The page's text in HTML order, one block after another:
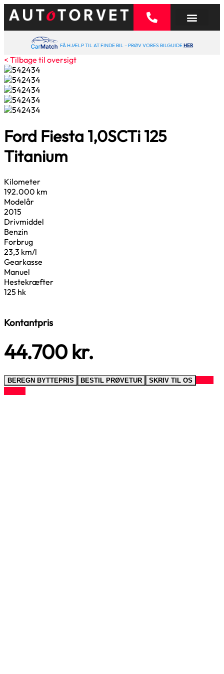
FÅ HJÆLP TIL AT FINDE BIL – PRØV VORES BILGUIDEHER
< Tilbage til oversigt
Ford Fiesta 1,0SCTi 125
Titanium
Kilometer
192.000 km
Modelår
2015
Drivmiddel
Benzin
Forbrug
23,3 km/l
Gearkasse
Manuel
Hestekræfter
125 hk
Kontantpris
44.700 kr.
BEREGN BYTTEPRIS BESTIL PRØVETUR SKRIV TIL OS